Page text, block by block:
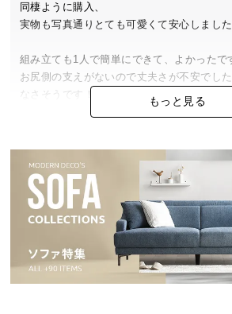
の
配
に
つ
型
商
品
送
に
同棲ように購入、
実物も写真通りとても可愛くて安心しました
組み立ても1人で簡単にできて、よかったで
お尻側の支えがないので丈夫さが不安でし
なさそうです！
大切に使おうと思います！
ひよこ 30代 女性
組み立てが簡単で、女性1人でできました！
ても拭くことができ、大変満足しておりま
もっと見る